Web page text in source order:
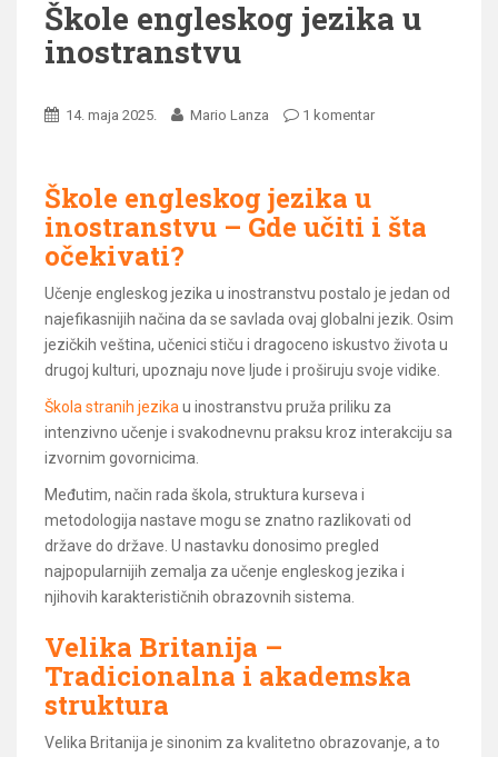
Škole engleskog jezika u
inostranstvu
14. maja 2025. Mario Lanza 1 komentar
Škole engleskog jezika u
inostranstvu – Gde učiti i šta
očekivati?
Učenje engleskog jezika u inostranstvu postalo je jedan od
najefikasnijih načina da se savlada ovaj globalni jezik. Osim
jezičkih veština, učenici stiču i dragoceno iskustvo života u
drugoj kulturi, upoznaju nove ljude i proširuju svoje vidike.
Škola stranih jezika u inostranstvu pruža priliku za
intenzivno učenje i svakodnevnu praksu kroz interakciju sa
izvornim govornicima.
Međutim, način rada škola, struktura kurseva i
metodologija nastave mogu se znatno razlikovati od
države do države. U nastavku donosimo pregled
najpopularnijih zemalja za učenje engleskog jezika i
njihovih karakterističnih obrazovnih sistema.
Velika Britanija –
Tradicionalna i akademska
struktura
Velika Britanija je sinonim za kvalitetno obrazovanje, a to